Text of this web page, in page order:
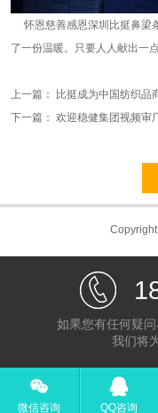
怀恩慈善感恩深圳比挺鼻梁
了一份温暖。只要人人献出一
上一篇：
比挺成为中国纺织品
下一篇： 欢迎稳健集团视频审
如果您有任何疑
我们将
微信咨询 QQ咨询